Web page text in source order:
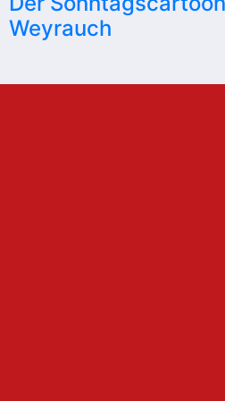
Weyrauch